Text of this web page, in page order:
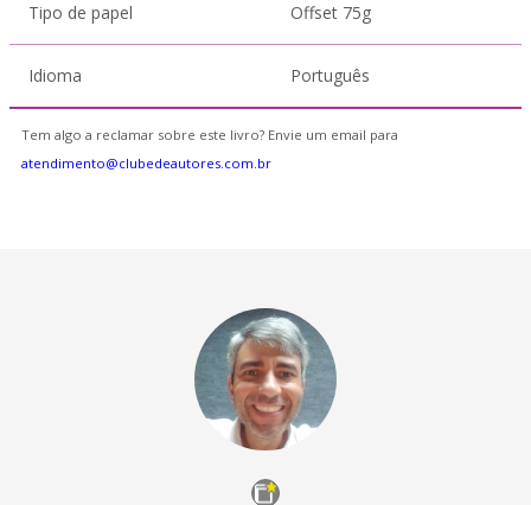
Tipo de papel Offset 75g
Idioma Português
Tem algo a reclamar sobre este livro? Envie um email para
atendimento@clubedeautores.com.br